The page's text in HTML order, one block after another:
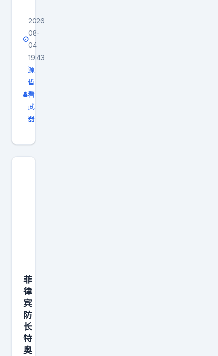
量
进
驻
，
不
断
拱
热
海
局
求
锤
得
锤
”
，
2026-
08-
04
19:43
源
哲
看
武
器
菲
律
宾
防
长
特
奥